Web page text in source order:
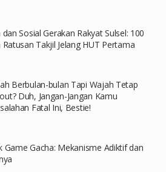
Sosial Gerakan Rakyat Sulsel: 100
Takjil Jelang HUT Pertama
Berbulan-bulan Tapi Wajah Tetap
Duh, Jangan-Jangan Kamu
Fatal Ini, Bestie!
Game Gacha: Mekanisme Adiktif dan